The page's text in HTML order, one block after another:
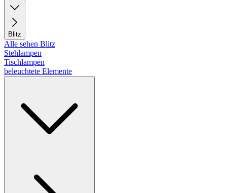
Blitz
Alle sehen Blitz
Stehlampen
Tischlampen
beleuchtete Elemente